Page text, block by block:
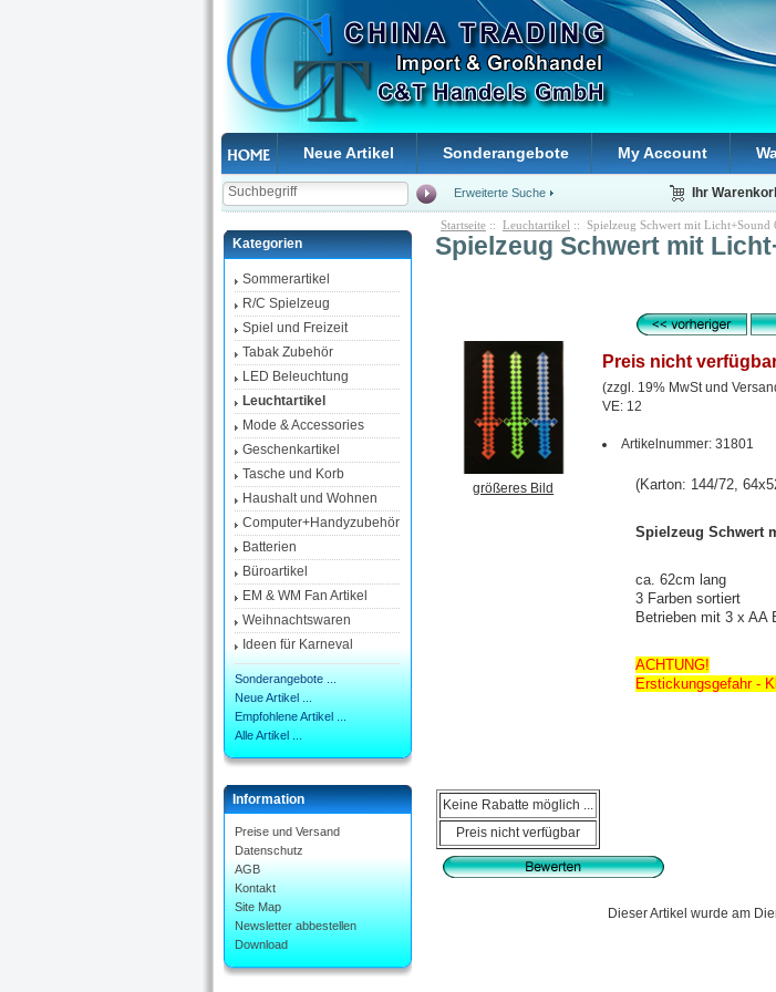
Neue Artikel Sonderangebote My Account
Erweiterte Suche Ihr
Kategorien
Sommerartikel
R/C Spielzeug
Spiel und Freizeit
Tabak Zubehör
LED Beleuchtung
Leuchtartikel
Mode & Accessories
Geschenkartikel
Tasche und Korb
Haushalt und Wohnen
Computer+Handyzubehör
Batterien
Büroartikel
EM & WM Fan Artikel
Weihnachtswaren
Ideen für Karneval
Sonderangebote ...
Neue Artikel ...
Empfohlene Artikel ...
Alle Artikel ...
Information
Preise und Versand
Datenschutz
AGB
Kontakt
Site Map
Newsletter abbestellen
Download
Startseite :: Leuchtartikel :: Spielzeug Schwert mit Licht+Sound
Spielzeug Schwert mit
größeres Bild
Preis nicht
(zzgl. 19% MwSt und
VE: 12
Artikelnummer: 31801
(Karton: 144/72,
Spielzeug Schwert
ca. 62cm lang
3 Farben sortiert
Betrieben mit 3 x AA
ACHTUNG!
Erstickungsgefahr -
Keine Rabatte möglich ...
Preis nicht verfügbar
Dieser Artikel wurde am